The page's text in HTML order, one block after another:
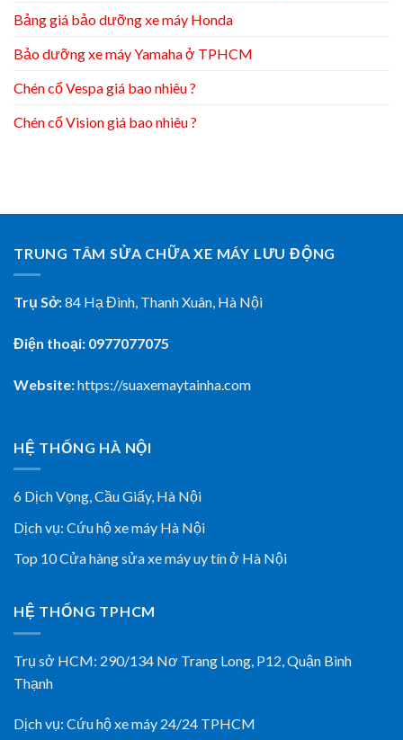
Bảng giá bảo dưỡng xe máy Honda
Bảo dưỡng xe máy Yamaha ở TPHCM
Chén cổ Vespa giá bao nhiêu ?
Chén cổ Vision giá bao nhiêu ?
TRUNG TÂM SỬA CHỮA XE MÁY LƯU ĐỘNG
Trụ Sở:84 Hạ Đình, Thanh Xuân, Hà Nội
Điện thoại: 0977077075
Website:https://suaxemaytainha.com
HỆ THỐNG HÀ NỘI
6 Dịch Vọng, Cầu Giấy, Hà Nội
Dịch vụ: Cứu hộ xe máy Hà Nội
Top 10 Cửa hàng sửa xe máy uy tín ở Hà Nội
HỆ THỐNG TPHCM
Trụ sở HCM: 290/134 Nơ Trang Long, P12, Quận Bình
Thạnh
Dịch vụ: Cứu hộ xe máy 24/24 TPHCM